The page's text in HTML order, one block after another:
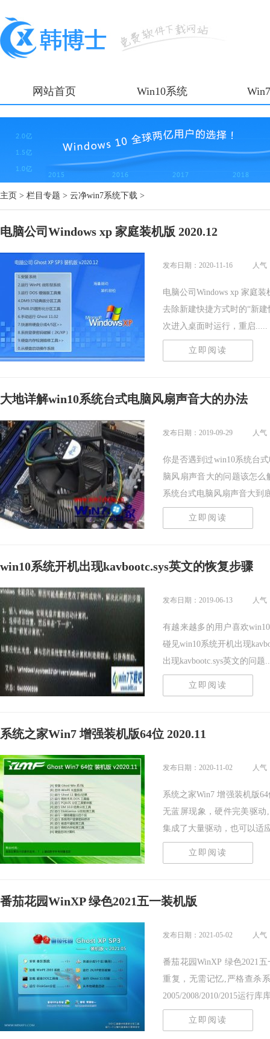
网站首页 Win10系统
主页 > 栏目专题 > 云净win7系统下载 >
电脑公司Windows xp 家庭装机版 2020.12
发布日期：2020-11-16 人气
电脑公司Windows xp 家庭
去除新建快捷方式时的“新
次进入桌面时运行，重启.....
立即阅读
大地详解win10系统台式电脑风扇声音大的办法
发布日期：2019-09-29 人气
你是否遇到过win10系统台
脑风扇声音大的问题该怎么
系统台式电脑风扇声音大到
立即阅读
win10系统开机出现kavbootc.sys英文的恢复步骤
发布日期：2019-06-13 人气
有越来越多的用户喜欢
碰见win10系统开机出现
出现kavbootc.sys英文的问题
立即阅读
系统之家Win7 增强装机版64位 2020.11
发布日期：2020-11-02 人气
系统之家Win7 增强装机版
无蓝屏现象，硬件完美驱
集成了大量驱动，也可以适
立即阅读
番茄花园WinXP 绿色2021五一装机版
发布日期：2021-05-02 人气
番茄花园WinXP 绿色2021
重复，无需记忆,严格查杀
2005/2008/2010/2015运行库
立即阅读